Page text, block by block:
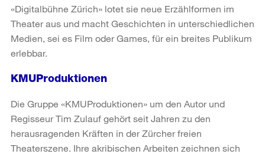
«Digitalbühne Zürich» lotet sie neue Erzählformen im
Theater aus und macht Geschichten in unterschiedlichen
Medien, sei es Film oder Games, für ein breites Publikum
erlebbar.
KMUProduktionen
Die Gruppe «KMUProduktionen» um den Autor und
Regisseur Tim Zulauf gehört seit Jahren zu den
herausragenden Kräften in der Zürcher freien
Theaterszene. Ihre akribischen Arbeiten zeichnen sich